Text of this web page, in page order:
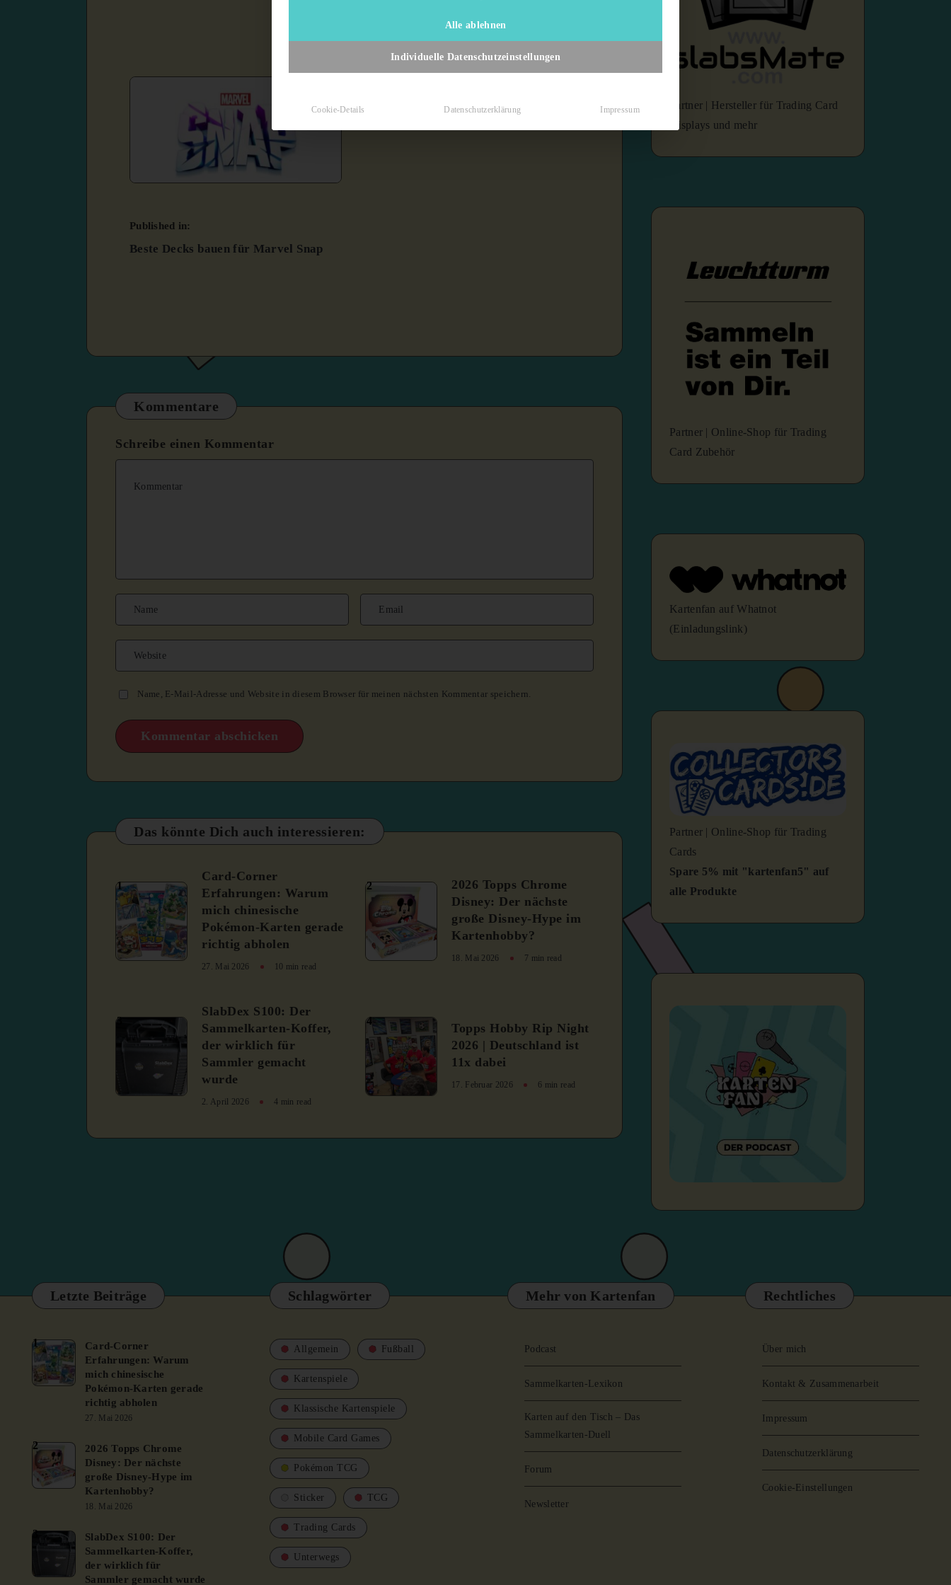
Published in:
Beste Decks bauen für Marvel Snap
Kommentare
Schreibe einen Kommentar
Name, E-Mail-Adresse und Website in diesem Browser für meinen nächsten Kommentar speichern.
Das könnte Dich auch interessieren:
1
Card-Corner
Erfahrungen: Warum
mich chinesische
Pokémon-Karten gerade
richtig abholen
27. Mai 2026 10 min read
2
2026 Topps Chrome
Disney: Der nächste
große Disney-Hype im
Kartenhobby?
18. Mai 2026 7 min read
3
SlabDex S100: Der
Sammelkarten-Koffer,
der wirklich für
Sammler gemacht
wurde
2. April 2026 4 min read
4
Topps Hobby Rip Night
2026 | Deutschland ist
11x dabei
17. Februar 2026 6 min read
Partner | Hersteller für Trading Card
Displays und mehr
Partner | Online-Shop für Trading
Card Zubehör
Kartenfan auf Whatnot
(Einladungslink)
Partner | Online-Shop für Trading
Cards
Spare 5% mit "kartenfan5" auf
alle Produkte
Letzte Beiträge
1
Card-Corner
Erfahrungen: Warum
mich chinesische
Pokémon-Karten gerade
richtig abholen
27. Mai 2026
2
2026 Topps Chrome
Disney: Der nächste
große Disney-Hype im
Kartenhobby?
18. Mai 2026
3
SlabDex S100: Der
Sammelkarten-Koffer,
der wirklich für
Sammler gemacht wurde
Schlagwörter
Allgemein Fußball
Kartenspiele
Klassische Kartenspiele
Mobile Card Games
Pokémon TCG
Sticker TCG
Trading Cards
Unterwegs
Mehr von Kartenfan
Podcast
Sammelkarten-Lexikon
Karten auf den Tisch – Das
Sammelkarten-Duell
Forum
Newsletter
Rechtliches
Über mich
Kontakt & Zusammenarbeit
Impressum
Datenschutzerklärung
Cookie-Einstellungen
Alle ablehnen
Individuelle Datenschutzeinstellungen
Cookie-Details Datenschutzerklärung Impressum